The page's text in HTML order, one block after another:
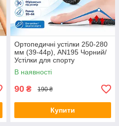
Ортопедичні устілки 250-280
мм (39-44р), AN195 Чорний/
Устілки для спорту
універсальні/Рережні устілки
для взуття
В наявності
90 ₴ 190 ₴
Купити